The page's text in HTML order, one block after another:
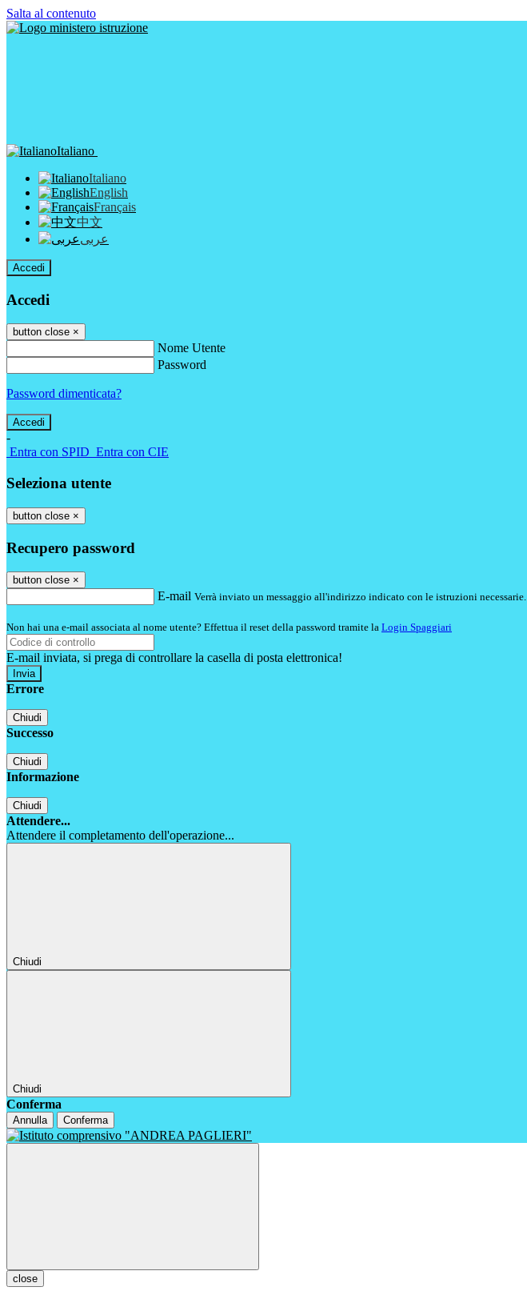
Salta al contenuto
Italiano
Italiano
English
Français
中文
عربى
Accedi
Accedi
button close ×
Nome Utente
Password
Password dimenticata?
-
Entra con SPID Entra con CIE
Seleziona utente
button close ×
Recupero password
button close ×
E-mail Verrà inviato un messaggio all'indirizzo indicato con le istruzioni necessarie.
Non hai una e-mail associata al nome utente? Effettua il reset della password tramite la Login Spaggiari
E-mail inviata, si prega di controllare la casella di posta elettronica!
Errore
Chiudi
Successo
Chiudi
Informazione
Chiudi
Attendere...
Attendere il completamento dell'operazione...
Chiudi
Chiudi
Conferma
Annulla Conferma
close